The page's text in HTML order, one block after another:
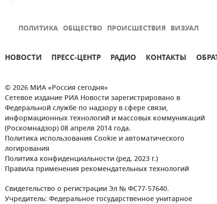
ПОЛИТИКА ОБЩЕСТВО ПРОИСШЕСТВИЯ ВИЗУАЛ
НОВОСТИ ПРЕСС-ЦЕНТР РАДИО КОНТАКТЫ
© 2026 МИА «Россия сегодня»
Сетевое издание РИА Новости зарегистрировано в
Федеральной службе по надзору в сфере связи,
информационных технологий и массовых коммуникаций
(Роскомнадзор) 08 апреля 2014 года.
Политика использования Cookie и автоматического
логирования
Политика конфиденциальности (ред. 2023 г.)
Правила применения рекомендательных технологий
Свидетельство о регистрации Эл № ФС77-57640.
Учредитель: Федеральное государственное унитарное